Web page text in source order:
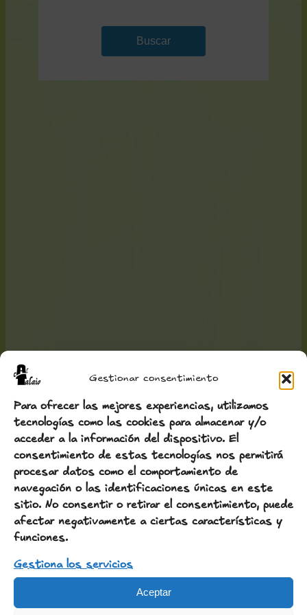
Gestionar consentimiento
Para ofrecer las mejores experiencias, utilizamos
tecnologías como las cookies para almacenar y/o
acceder a la información del dispositivo. El
consentimiento de estas tecnologías nos permitirá
procesar datos como el comportamiento de
navegación o las identificaciones únicas en este
sitio. No consentir o retirar el consentimiento, puede
afectar negativamente a ciertas características y
funciones.
Gestiona los servicios
Aceptar
Buscar